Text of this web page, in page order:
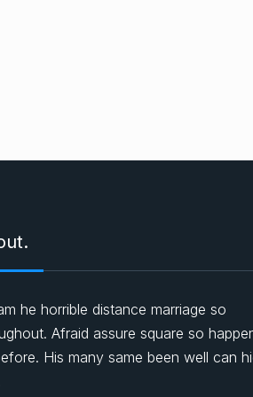
he horrible distance marriage so
Afraid assure square so
His many same been well can